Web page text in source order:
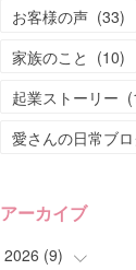
お客様の声 (33)
家族のこと (10)
起業ストーリー (
愛さんの日常ブ
アーカイブ
2026 (9)